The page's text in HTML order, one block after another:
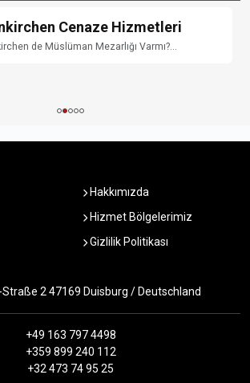
Cenaze Hizmetleri
de Müslüman Mezarlığı Varmı?...
Hakkımızda
Hizmet Bölgelerimiz
Gizlilik Politikası
2 47169 Duisburg / Deutschland
+49 163 797 4498
+359 899 240 112
+32 473 74 95 25